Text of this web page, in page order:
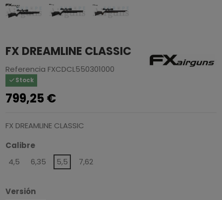
FX DREAMLINE CLASSIC
Referencia FXCDCL550301000
Stock
799,25 €
FX DREAMLINE CLASSIC
Calibre
4,5
6,35 5,5 7,62
Versión